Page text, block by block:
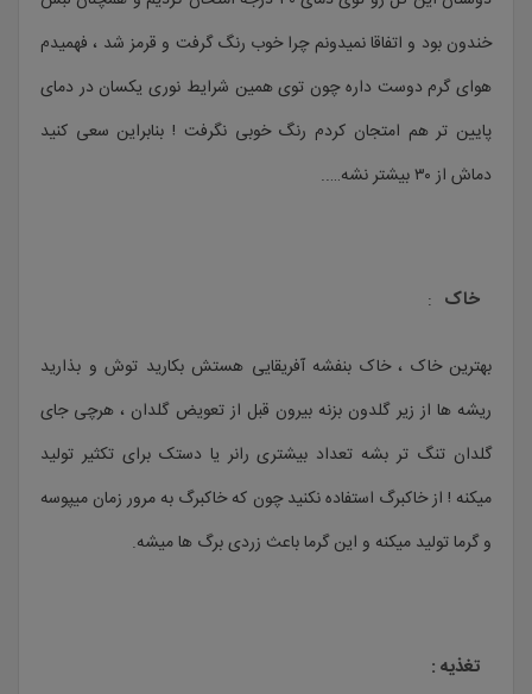
خندون بود و اتفاقا نمیدونم چرا خوب رنگ گرفت و قرمز شد ، فهمیدم
هوای گرم دوست داره چون توی همین شرایط نوری یکسان در دمای
پایین تر هم امتجان کردم رنگ خوبی نگرفت ! بنابراین سعی کنید
دماش از ۳۰ بیشتر نشه…..
خاک :
بهترین خاک ، خاک بنفشه آفریقایی هستش بکارید توش و بذارید
ریشه ها از زیر گلدون بزنه بیرون قبل از تعویض گلدان ، هرچی جای
گلدان تنگ تر بشه تعداد بیشتری رانر یا دستک برای تکثیر تولید
میکنه ! از خاکبرگ استفاده نکنید چون که خاکبرگ به مرور زمان میپوسه
و گرما تولید میکنه و این گرما باعث زردی برگ ها میشه.
تغذیه :